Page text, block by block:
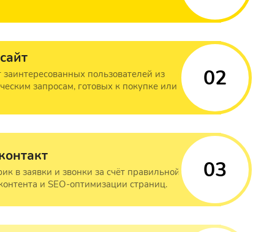
пользователей из
запросам, готовых к покупке или
02
в заявки и звонки за счёт правильной
и SEO-оптимизации страниц.
03